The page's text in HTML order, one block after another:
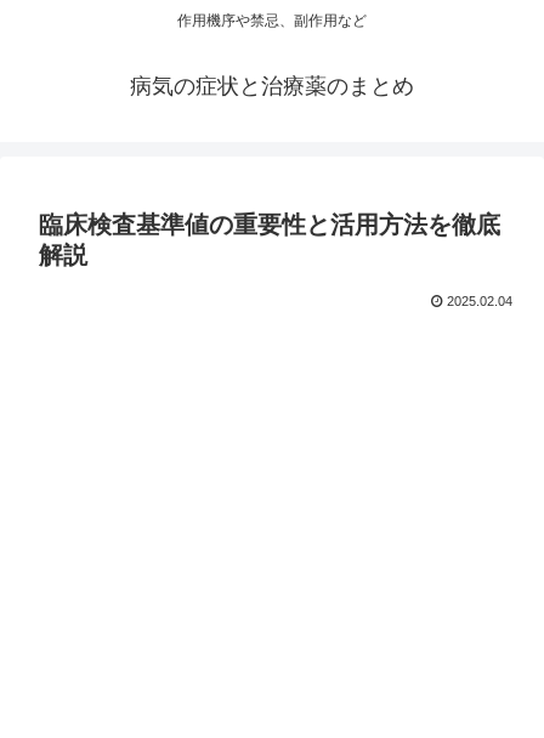
作用機序や禁忌、副作用など
病気の症状と治療薬のまとめ
臨床検査基準値の重要性と活用方法を徹底
解説
2025.02.04